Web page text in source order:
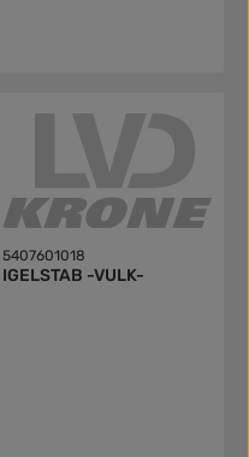
5407601018
IGELSTAB -VULK-